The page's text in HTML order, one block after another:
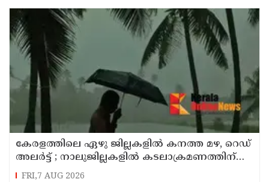
കേരളത്തിലെ ഏഴു ജില്ലകളിൽ കനത്ത മഴ, റെഡ്
അലർട്ട് ; നാലുജില്ലകളിൽ കടലാക്രമണത്തിന്
സാധ്യത
FRI,7 AUG 2026